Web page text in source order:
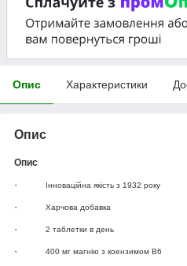
Опис Характеристики
Опис
Опис
· Інноваційна якість з 1932 року
· Харчова добавка
· 2 таблетки в день
· 400 мг магнію з коензимом B6